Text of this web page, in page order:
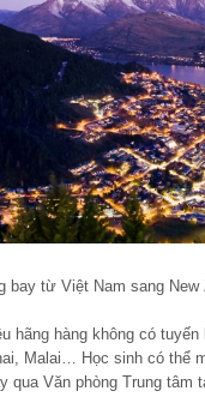
bay từ Việt Nam sang New
hãng hàng không có
Malai… Học sinh có thể
qua Văn phòng Trung tâm